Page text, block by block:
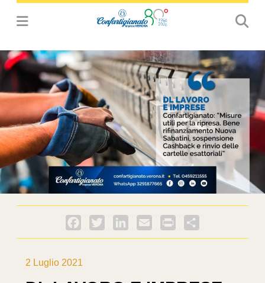
Facebook
Twitter LinkedInEmail PrintFriendly
2 Luglio 2021